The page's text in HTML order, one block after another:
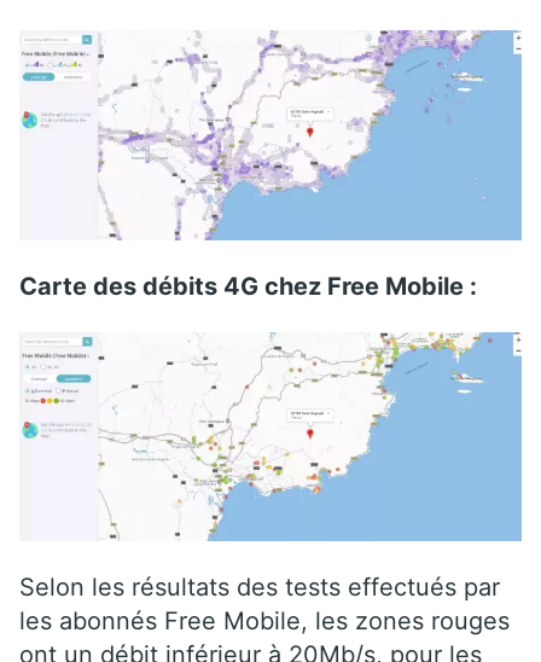
Carte des débits 4G chez Free Mobile :
Selon les résultats des tests effectués par
les abonnés Free Mobile, les zones rouges
ont un débit inférieur à 20Mb/s, pour les